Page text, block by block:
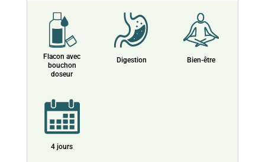
Flacon avec
bouchon
doseur
Digestion Bien-être
4 jours